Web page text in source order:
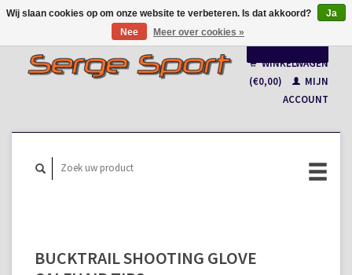
Français
WINKELWAGEN
(€0,00)
MIJN
ACCOUNT
BUCKTRAIL SHOOTING GLOVE
Wij slaan cookies op om onze website te verbeteren. Is dat akkoord?
Ja
Nee
Meer over cookies »